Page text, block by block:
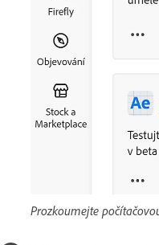
Prozkoumejte